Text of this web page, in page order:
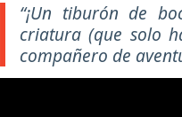
“¡Un tiburón de
criatura (que solo
compañero de